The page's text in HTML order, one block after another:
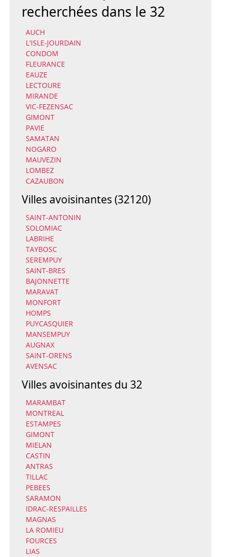
recherchées dans le 32
AUCH
L'ISLE-JOURDAIN
CONDOM
FLEURANCE
EAUZE
LECTOURE
MIRANDE
VIC-FEZENSAC
GIMONT
PAVIE
SAMATAN
NOGARO
MAUVEZIN
LOMBEZ
CAZAUBON
Villes avoisinantes (32120)
SAINT-ANTONIN
SOLOMIAC
LABRIHE
TAYBOSC
SEREMPUY
SAINT-BRES
BAJONNETTE
MARAVAT
MONFORT
HOMPS
PUYCASQUIER
MANSEMPUY
AUGNAX
SAINT-ORENS
AVENSAC
Villes avoisinantes du 32
MARAMBAT
MONTREAL
ESTAMPES
GIMONT
MIELAN
CASTIN
ANTRAS
TILLAC
PEBEES
SARAMON
IDRAC-RESPAILLES
MAGNAS
LA ROMIEU
FOURCES
LIAS